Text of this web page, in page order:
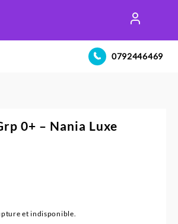
0792446469
0+ – Nania Luxe
et indisponible.